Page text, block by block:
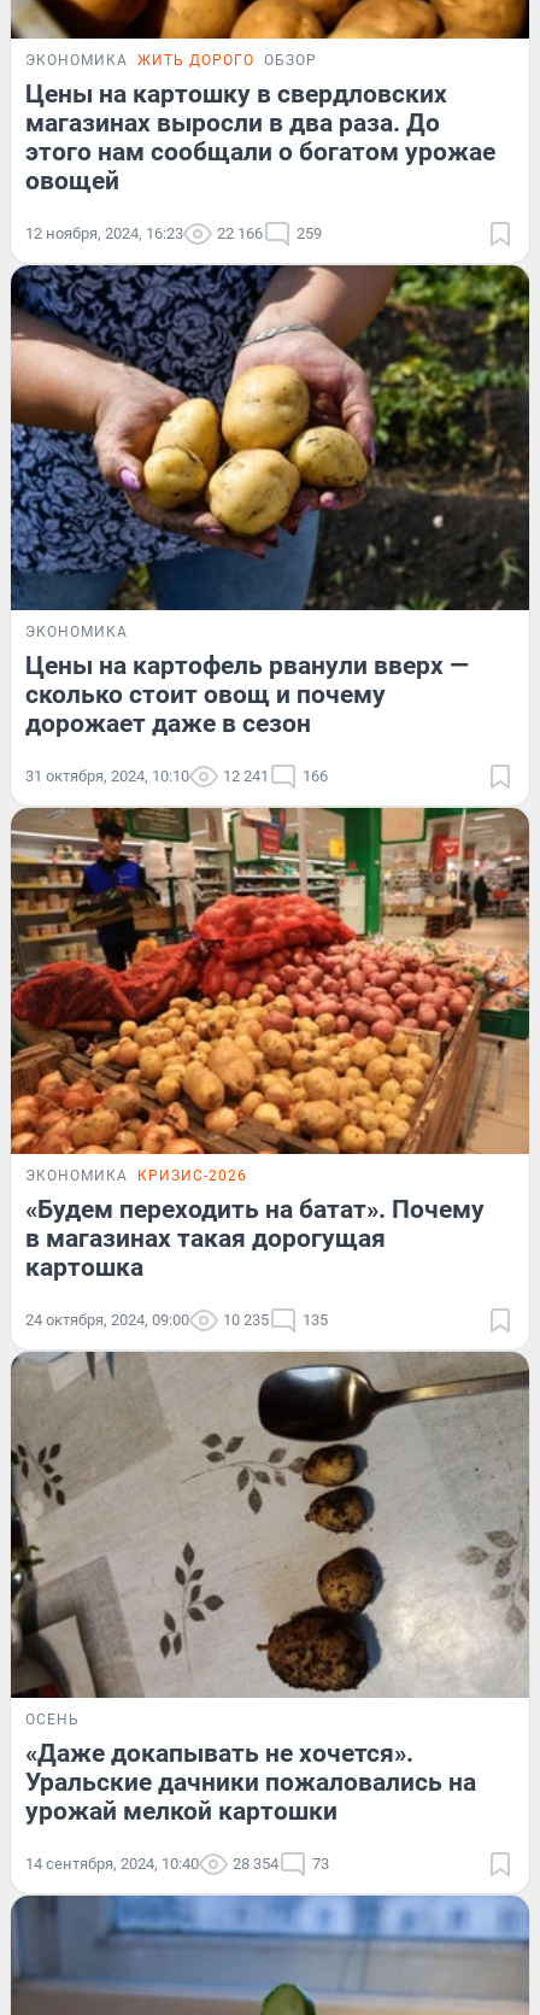
ЭКОНОМИКА ЖИТЬ ДОРОГО ОБЗОР
Цены на картошку в свердловских
магазинах выросли в два раза. До
этого нам сообщали о богатом урожае
овощей
12 ноября, 2024, 16:23 22 166 259
ЭКОНОМИКА
Цены на картофель рванули вверх —
сколько стоит овощ и почему
дорожает даже в сезон
31 октября, 2024, 10:10 12 241 166
ЭКОНОМИКА КРИЗИС-2026
«Будем переходить на батат». Почему
в магазинах такая дорогущая
картошка
24 октября, 2024, 09:00 10 235 135
ОСЕНЬ
«Даже докапывать не хочется».
Уральские дачники пожаловались на
урожай мелкой картошки
14 сентября, 2024, 10:40 28 354 73